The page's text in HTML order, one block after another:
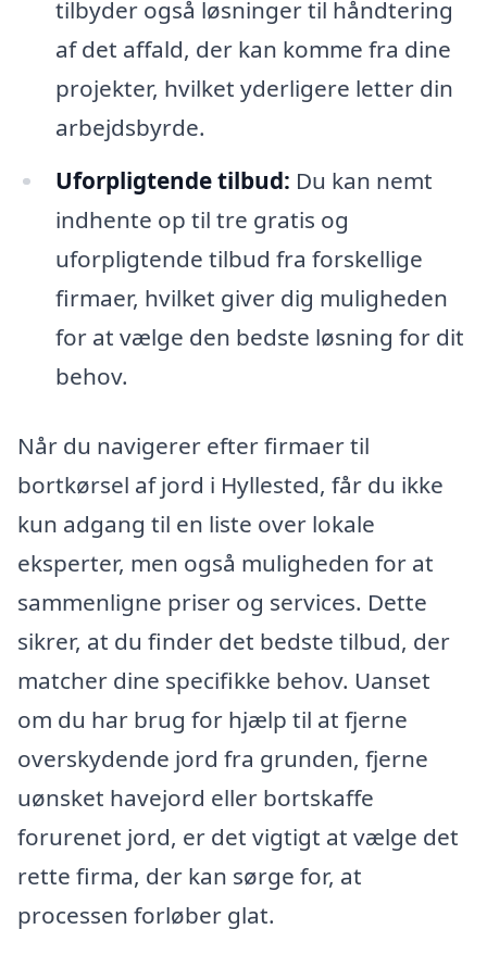
tilbyder også løsninger til håndtering
af det affald, der kan komme fra dine
projekter, hvilket yderligere letter din
arbejdsbyrde.
Uforpligtende tilbud: Du kan nemt
indhente op til tre gratis og
uforpligtende tilbud fra forskellige
firmaer, hvilket giver dig muligheden
for at vælge den bedste løsning for dit
behov.
Når du navigerer efter firmaer til
bortkørsel af jord i Hyllested, får du ikke
kun adgang til en liste over lokale
eksperter, men også muligheden for at
sammenligne priser og services. Dette
sikrer, at du finder det bedste tilbud, der
matcher dine specifikke behov. Uanset
om du har brug for hjælp til at fjerne
overskydende jord fra grunden, fjerne
uønsket havejord eller bortskaffe
forurenet jord, er det vigtigt at vælge det
rette firma, der kan sørge for, at
processen forløber glat.